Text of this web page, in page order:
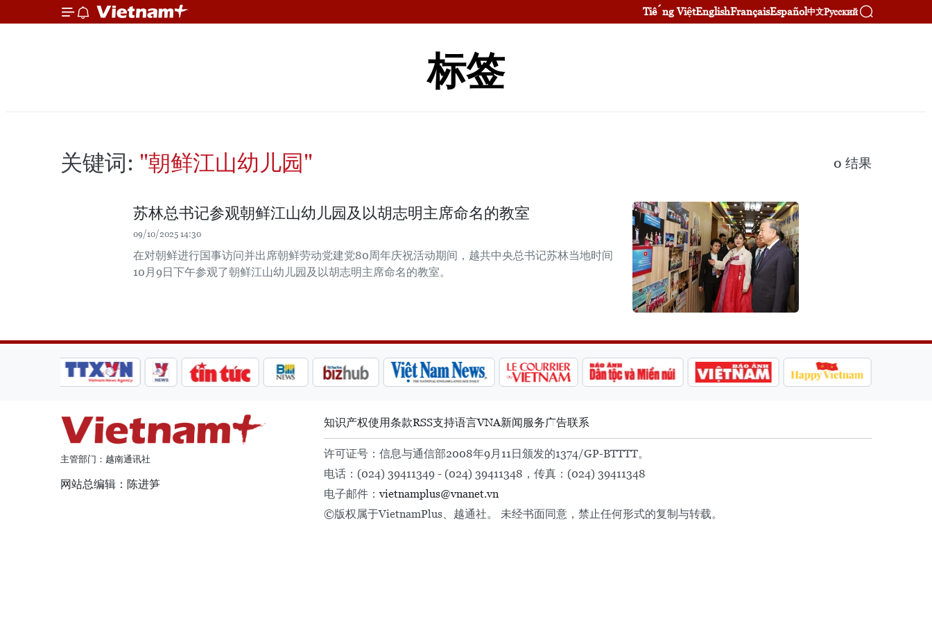
Tiếng ViệtEnglishFrançaisEspañol中文Русский
标签
关键词: "朝鲜江山幼儿园" 0 结果
苏林总书记参观朝鲜江山幼儿园及以胡志明主席命名的教室
09/10/2025 14:30
在对朝鲜进行国事访问并出席朝鲜劳动党建党80周年庆祝活动期间，越共中央总书记苏林当地时间
10月9日下午参观了朝鲜江山幼儿园及以胡志明主席命名的教室。
主管部门：越南通讯社
网站总编辑：陈进笋
知识产权使用条款RSS支持语言VNA新闻服务广告联系
许可证号：信息与通信部2008年9月11日颁发的1374/GP-BTTTT。
电话：(024) 39411349 - (024) 39411348，传真：(024) 39411348
电子邮件：vietnamplus@vnanet.vn
©版权属于VietnamPlus、越通社。 未经书面同意，禁止任何形式的复制与转载。